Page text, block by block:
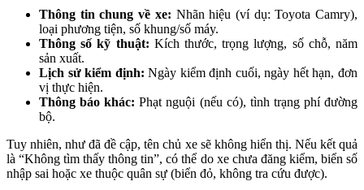
Thông tin chung về xe: Nhãn hiệu (ví dụ: Toyota Camry),
loại phương tiện, số khung/số máy.
Thông số kỹ thuật: Kích thước, trọng lượng, số chỗ, năm
sản xuất.
Lịch sử kiểm định: Ngày kiểm định cuối, ngày hết hạn, đơn
vị thực hiện.
Thông báo khác: Phạt nguội (nếu có), tình trạng phí đường
bộ.
Tuy nhiên, như đã đề cập, tên chủ xe sẽ không hiển thị. Nếu kết quả
là “Không tìm thấy thông tin”, có thể do xe chưa đăng kiểm, biển số
nhập sai hoặc xe thuộc quân sự (biển đỏ, không tra cứu được).